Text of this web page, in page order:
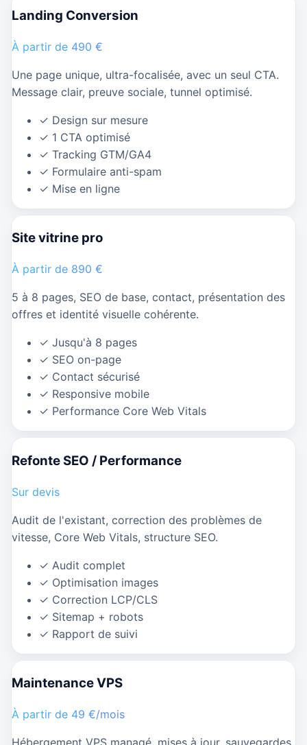
Landing Conversion
À partir de 490 €
Une page unique, ultra-focalisée, avec un seul CTA.
Message clair, preuve sociale, tunnel optimisé.
✓ Design sur mesure
✓ 1 CTA optimisé
✓ Tracking GTM/GA4
✓ Formulaire anti-spam
✓ Mise en ligne
Site vitrine pro
À partir de 890 €
5 à 8 pages, SEO de base, contact, présentation des
offres et identité visuelle cohérente.
✓ Jusqu'à 8 pages
✓ SEO on-page
✓ Contact sécurisé
✓ Responsive mobile
✓ Performance Core Web Vitals
Refonte SEO / Performance
Sur devis
Audit de l'existant, correction des problèmes de
vitesse, Core Web Vitals, structure SEO.
✓ Audit complet
✓ Optimisation images
✓ Correction LCP/CLS
✓ Sitemap + robots
✓ Rapport de suivi
Maintenance VPS
À partir de 49 €/mois
Hébergement VPS managé, mises à jour, sauvegardes,